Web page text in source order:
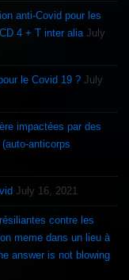
anti-Covid pour les
4 + T inter alia July
le Covid 19 ? July
impactées par des
anticorps
July 16, 2021
contre les
meme dans un lieu à
answer is not blowing